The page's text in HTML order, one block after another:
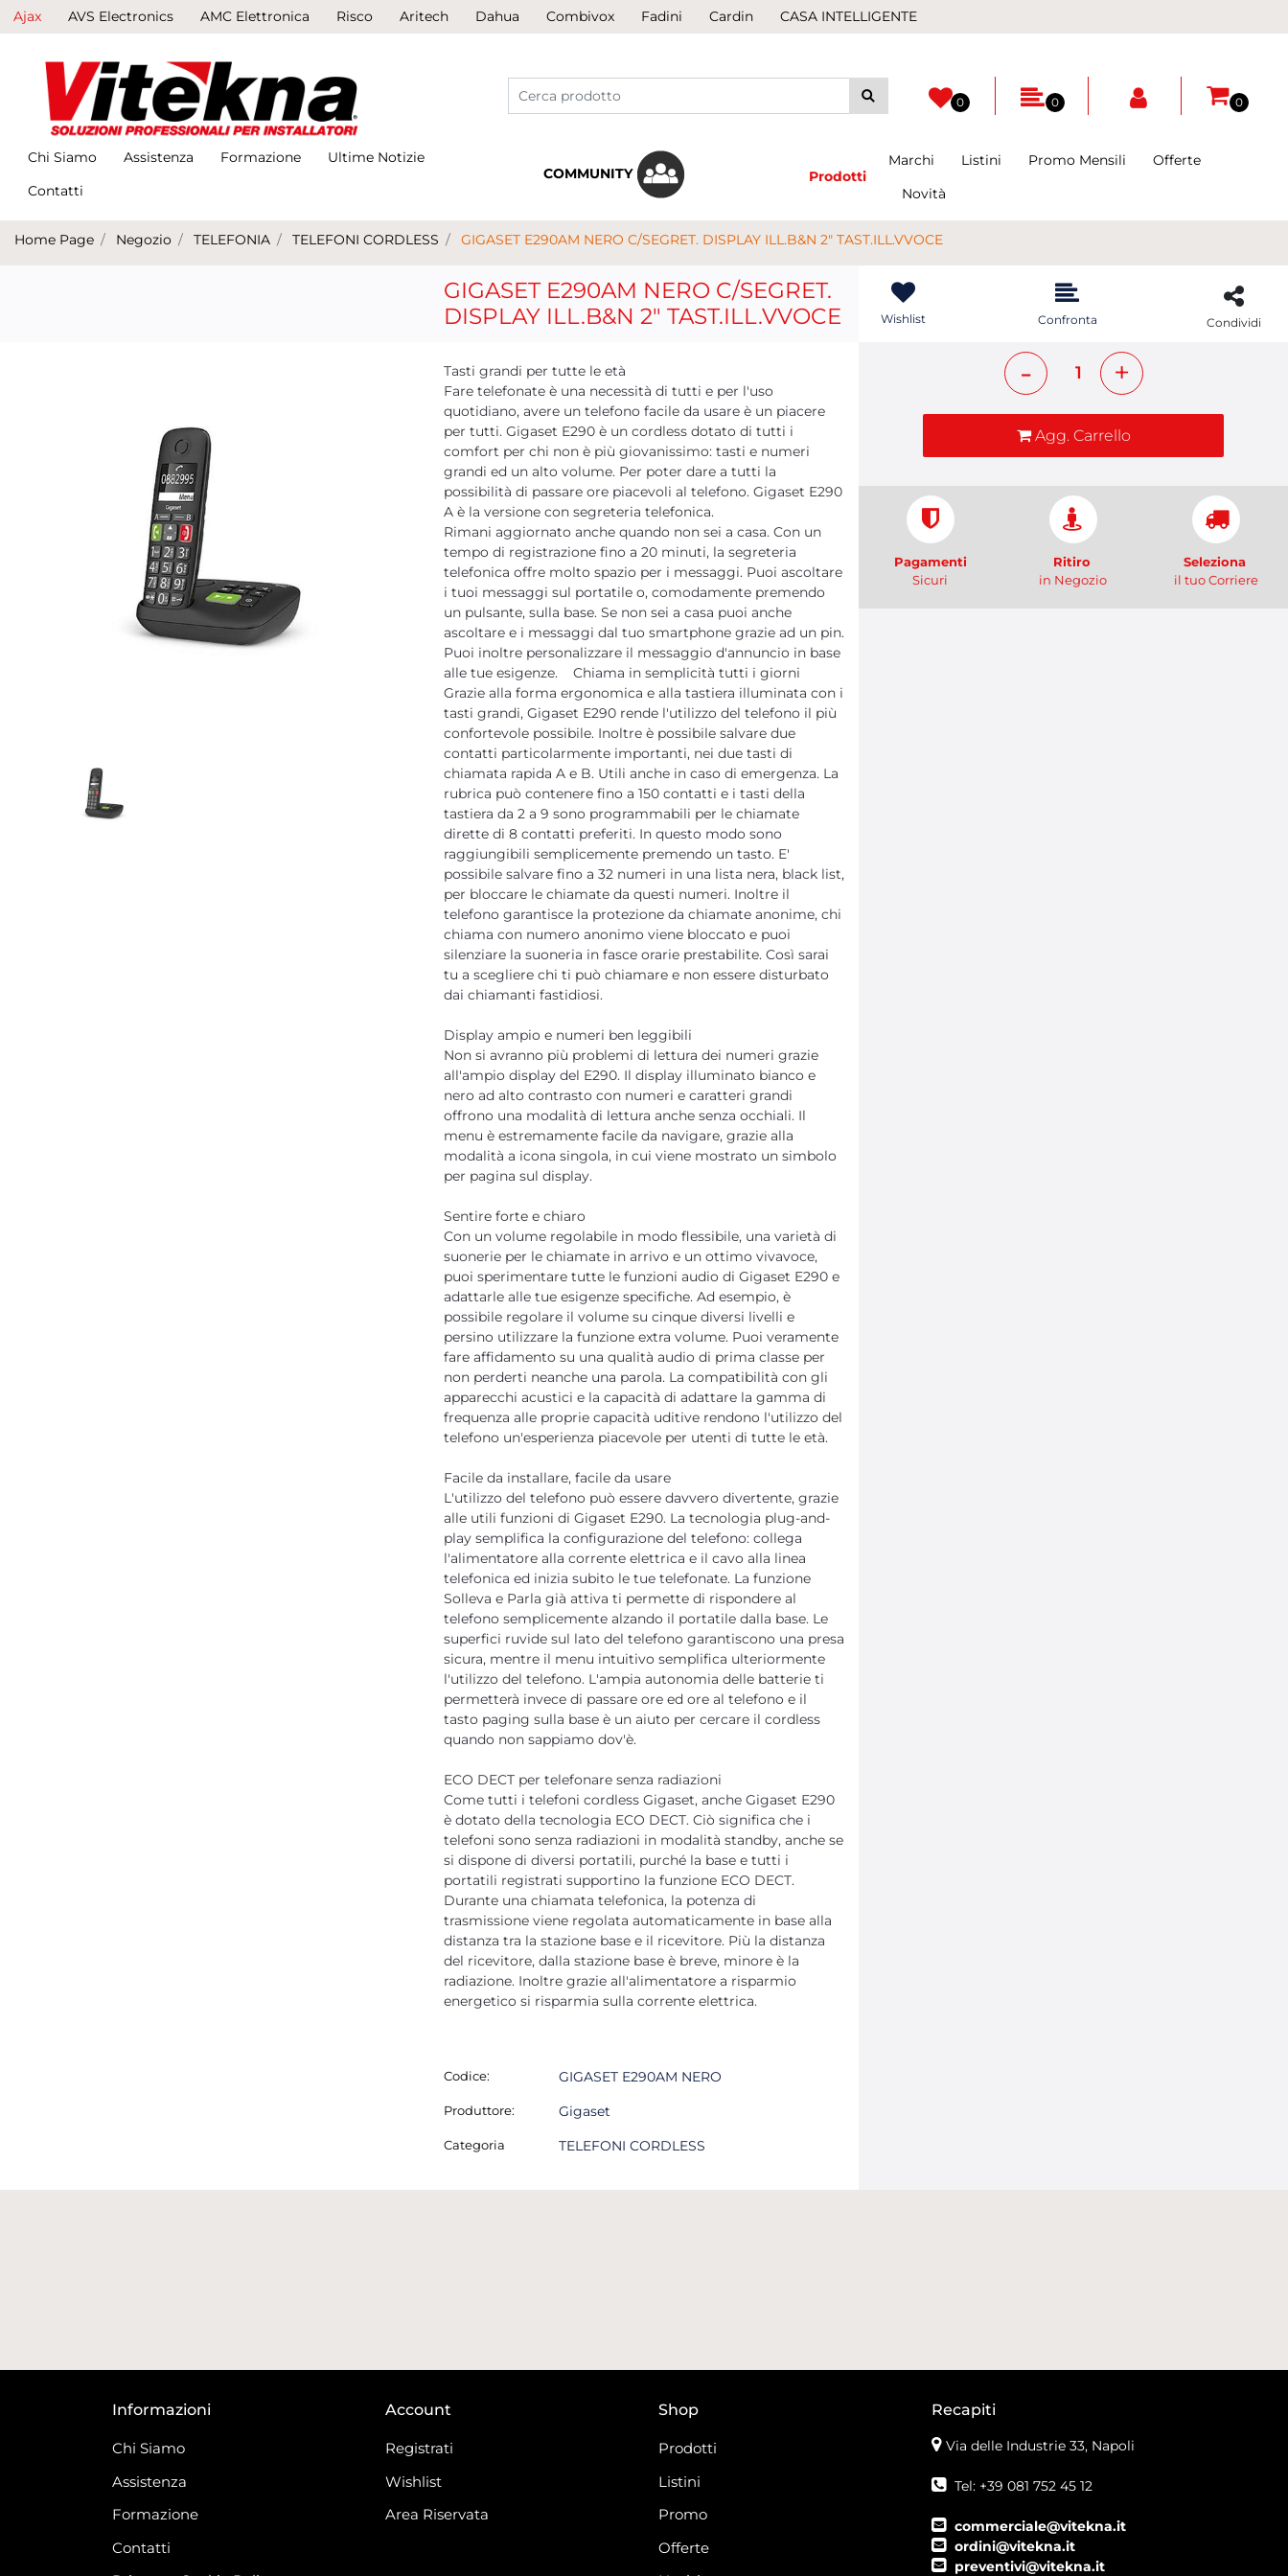
Ajax AVS Electronics AMC Elettronica Risco Aritech Dahua Combivox Fadini Cardin CASA INTELLIGENTE
0 0 0
Chi Siamo Assistenza Formazione
Ultime Notizie
Contatti
COMMUNITY Prodotti
Marchi Listini Promo Mensili
Offerte
Novità
Home Page Negozio TELEFONIA TELEFONI CORDLESS GIGASET E290AM NERO C/SEGRET. DISPLAY ILL.B&N 2" TAST.ILL.VVOCE
GIGASET E290AM NERO C/SEGRET.
DISPLAY ILL.B&N 2" TAST.ILL.VVOCE
Tasti grandi per tutte le età
Fare telefonate è una necessità di tutti e per l'uso
quotidiano, avere un telefono facile da usare è un piacere
per tutti. Gigaset E290 è un cordless dotato di tutti i
comfort per chi non è più giovanissimo: tasti e numeri
grandi ed un alto volume. Per poter dare a tutti la
possibilità di passare ore piacevoli al telefono. Gigaset E290
A è la versione con segreteria telefonica.
Rimani aggiornato anche quando non sei a casa. Con un
tempo di registrazione fino a 20 minuti, la segreteria
telefonica offre molto spazio per i messaggi. Puoi ascoltare
i tuoi messaggi sul portatile o, comodamente premendo
un pulsante, sulla base. Se non sei a casa puoi anche
ascoltare e i messaggi dal tuo smartphone grazie ad un pin.
Puoi inoltre personalizzare il messaggio d'annuncio in base
alle tue esigenze. Chiama in semplicità tutti i giorni
Grazie alla forma ergonomica e alla tastiera illuminata con i
tasti grandi, Gigaset E290 rende l'utilizzo del telefono il più
confortevole possibile. Inoltre è possibile salvare due
contatti particolarmente importanti, nei due tasti di
chiamata rapida A e B. Utili anche in caso di emergenza. La
rubrica può contenere fino a 150 contatti e i tasti della
tastiera da 2 a 9 sono programmabili per le chiamate
dirette di 8 contatti preferiti. In questo modo sono
raggiungibili semplicemente premendo un tasto. E'
possibile salvare fino a 32 numeri in una lista nera, black list,
per bloccare le chiamate da questi numeri. Inoltre il
telefono garantisce la protezione da chiamate anonime, chi
chiama con numero anonimo viene bloccato e puoi
silenziare la suoneria in fasce orarie prestabilite. Così sarai
tu a scegliere chi ti può chiamare e non essere disturbato
dai chiamanti fastidiosi.
Display ampio e numeri ben leggibili
Non si avranno più problemi di lettura dei numeri grazie
all'ampio display del E290. Il display illuminato bianco e
nero ad alto contrasto con numeri e caratteri grandi
offrono una modalità di lettura anche senza occhiali. Il
menu è estremamente facile da navigare, grazie alla
modalità a icona singola, in cui viene mostrato un simbolo
per pagina sul display.
Sentire forte e chiaro
Con un volume regolabile in modo flessibile, una varietà di
suonerie per le chiamate in arrivo e un ottimo vivavoce,
puoi sperimentare tutte le funzioni audio di Gigaset E290 e
adattarle alle tue esigenze specifiche. Ad esempio, è
possibile regolare il volume su cinque diversi livelli e
persino utilizzare la funzione extra volume. Puoi veramente
fare affidamento su una qualità audio di prima classe per
non perderti neanche una parola. La compatibilità con gli
apparecchi acustici e la capacità di adattare la gamma di
frequenza alle proprie capacità uditive rendono l'utilizzo del
telefono un'esperienza piacevole per utenti di tutte le età.
Facile da installare, facile da usare
L'utilizzo del telefono può essere davvero divertente, grazie
alle utili funzioni di Gigaset E290. La tecnologia plug-and-
play semplifica la configurazione del telefono: collega
l'alimentatore alla corrente elettrica e il cavo alla linea
telefonica ed inizia subito le tue telefonate. La funzione
Solleva e Parla già attiva ti permette di rispondere al
telefono semplicemente alzando il portatile dalla base. Le
superfici ruvide sul lato del telefono garantiscono una presa
sicura, mentre il menu intuitivo semplifica ulteriormente
l'utilizzo del telefono. L'ampia autonomia delle batterie ti
permetterà invece di passare ore ed ore al telefono e il
tasto paging sulla base è un aiuto per cercare il cordless
quando non sappiamo dov'è.
ECO DECT per telefonare senza radiazioni
Come tutti i telefoni cordless Gigaset, anche Gigaset E290
è dotato della tecnologia ECO DECT. Ciò significa che i
telefoni sono senza radiazioni in modalità standby, anche se
si dispone di diversi portatili, purché la base e tutti i
portatili registrati supportino la funzione ECO DECT.
Durante una chiamata telefonica, la potenza di
trasmissione viene regolata automaticamente in base alla
distanza tra la stazione base e il ricevitore. Più la distanza
del ricevitore, dalla stazione base è breve, minore è la
radiazione. Inoltre grazie all'alimentatore a risparmio
energetico si risparmia sulla corrente elettrica.
Codice: GIGASET E290AM NERO
Produttore: Gigaset
Categoria TELEFONI CORDLESS
Wishlist Confronta Condividi
Agg. Carrello
Pagamenti
Sicuri
Ritiro
in Negozio
Seleziona
il tuo Corriere
Informazioni
Chi Siamo
Assistenza
Formazione
Contatti
Account
Registrati
Wishlist
Area Riservata
Shop
Prodotti
Listini
Promo
Offerte
Recapiti
Via delle Industrie 33, Napoli
Tel: +39 081 752 45 12
commerciale@vitekna.it
ordini@vitekna.it
preventivi@vitekna.it